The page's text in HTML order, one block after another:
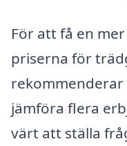
För att få en
priserna för
jämföra flera
värt att ställa